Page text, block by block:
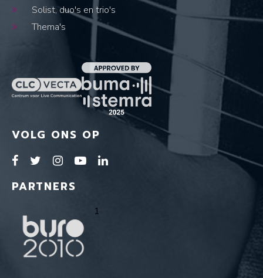
Solist, duo's en trio's
Thema's
VOLG ONS OP
PARTNERS
1